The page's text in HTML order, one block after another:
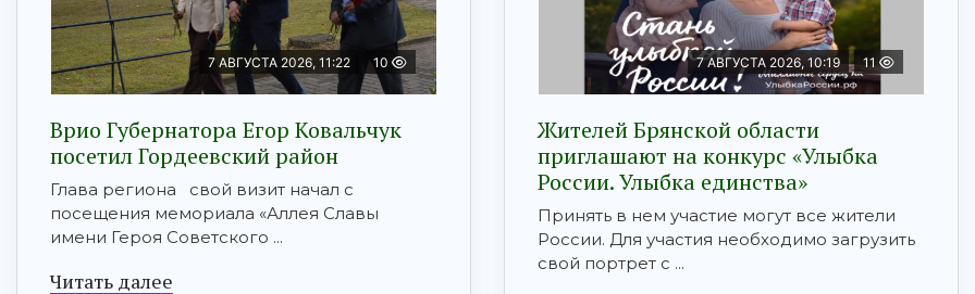
7 АВГУСТА 2026, 11:22 10
Врио Губернатора Егор Ковальчук
посетил Гордеевский район
Глава региона свой визит начал с
посещения мемориала «Аллея Славы
имени Героя Советского ...
Читать далее
7 АВГУСТА 2026, 10:19 11
Жителей Брянской области
приглашают на конкурс «Улыбка
России. Улыбка единства»
Принять в нем участие могут все жители
России. Для участия необходимо загрузить
свой портрет с ...